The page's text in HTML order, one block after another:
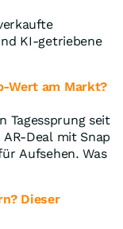
KI-getriebene
Wert am Markt?
Tagessprung seit
Deal mit Snap
Aufsehen. Was
Dieser